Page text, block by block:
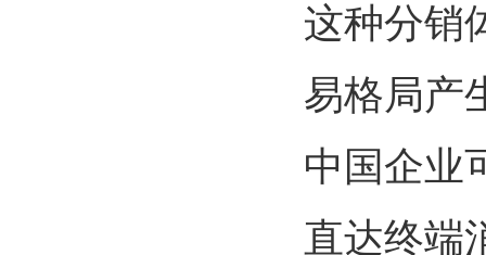
这种分销
易格局产
中国企业
直达终端